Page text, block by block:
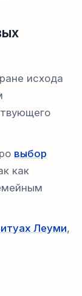
исхода
выбор
как
Леуми,